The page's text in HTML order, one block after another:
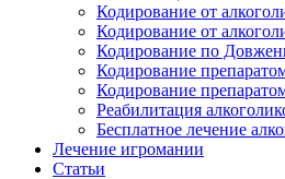
Кодирование от
Кодирование от
Кодирование по
Кодирование
Кодирование
Реабилитация
Бесплатное лечение
Лечение игромании
Статьи